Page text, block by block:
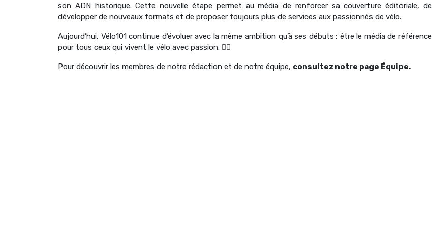
son ADN historique. Cette nouvelle étape permet au média de renforcer sa couverture éditoriale, de
développer de nouveaux formats et de proposer toujours plus de services aux passionnés de vélo.
Aujourd’hui, Vélo101 continue d’évoluer avec la même ambition qu’à ses débuts : être le média de référence
pour tous ceux qui vivent le vélo avec passion. 🚴‍♂️
Pour découvrir les membres de notre rédaction et de notre équipe, consultez notre page Équipe.